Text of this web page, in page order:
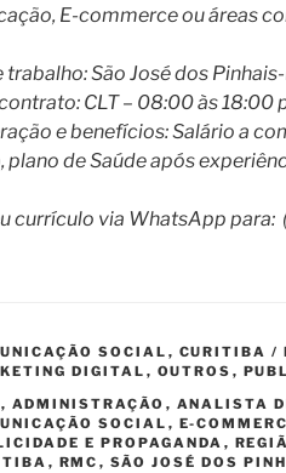
E-commerce ou áreas
trabalho: São José dos
CLT – 08:00 às 18:00
e benefícios: Salário a
plano de Saúde após
currículo via WhatsApp
SOCIAL , CURITIBA /
DIGITAL , OUTROS ,
, ADMINISTRAÇÃO , ANALISTA
SOCIAL , E-
E PROPAGANDA ,
, RMC , SÃO JOSÉ DOS